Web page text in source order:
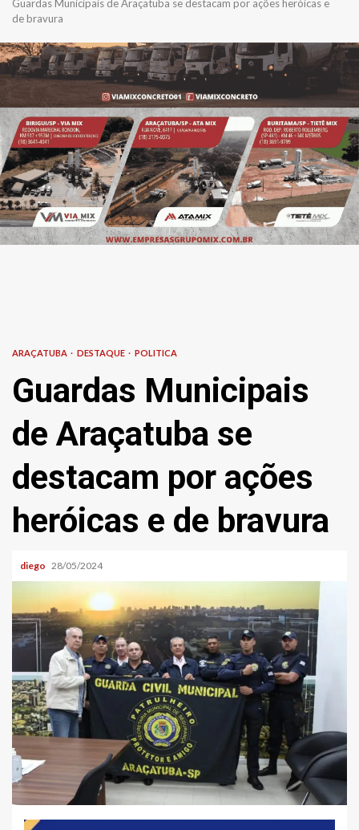
Guardas Municipais de Araçatuba se destacam por ações heróicas e
de bravura
ARAÇATUBA DESTAQUE POLITICA
Guardas Municipais
de Araçatuba se
destacam por ações
heróicas e de bravura
diego 28/05/2024